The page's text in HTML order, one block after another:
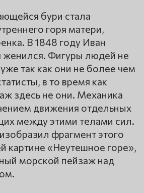
бури стала
горя матери,
В 1848 году Иван
женился. Фигуры людей не
так как они не более чем
в то время как
здесь не они. Механика
движения отдельных
между этими телами сил.
фрагмент этого
картине «Неутешное горе»,
морской пейзаж над